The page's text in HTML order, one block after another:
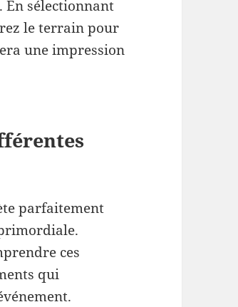
En sélectionnant
le terrain pour
une impression
parfaitement
ces
qui